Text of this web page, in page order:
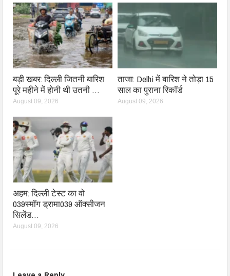
बड़ी खबर: दिल्ली जितनी बारिश
पूरे महीने में होनी थी उतनी …
August 09, 2026
ताजा: Delhi में बारिश ने तोड़ा 15
साल का पुराना रिकॉर्ड
August 09, 2026
अहम: दिल्ली टेस्ट का वो
039स्मॉग ड्रामा039 ऑक्सीजन
सिलेंड…
August 09, 2026